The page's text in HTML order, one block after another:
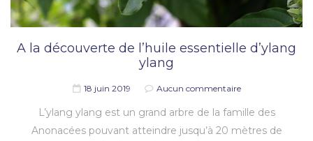
A la découverte de l’huile essentielle d’ylang
ylang
18 juin 2019 Aucun commentaire
L’ylang ylang est un grand arbre de la famille des
Anonacées pouvant atteindre jusqu’à 20 mètres de